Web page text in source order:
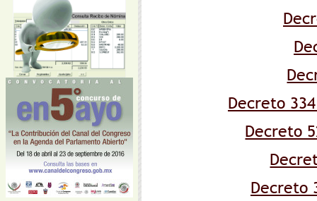
Decreto
Decreto
Decreto